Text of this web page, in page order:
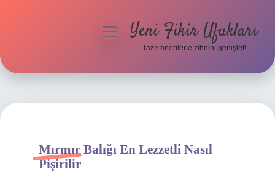
Hakkımızda
menüyüYeni Fikir Ufukları
Taze önerilerle zihnini genişlet!
Mırmır Balığı En Lezzetli Nasıl
Pişirilir